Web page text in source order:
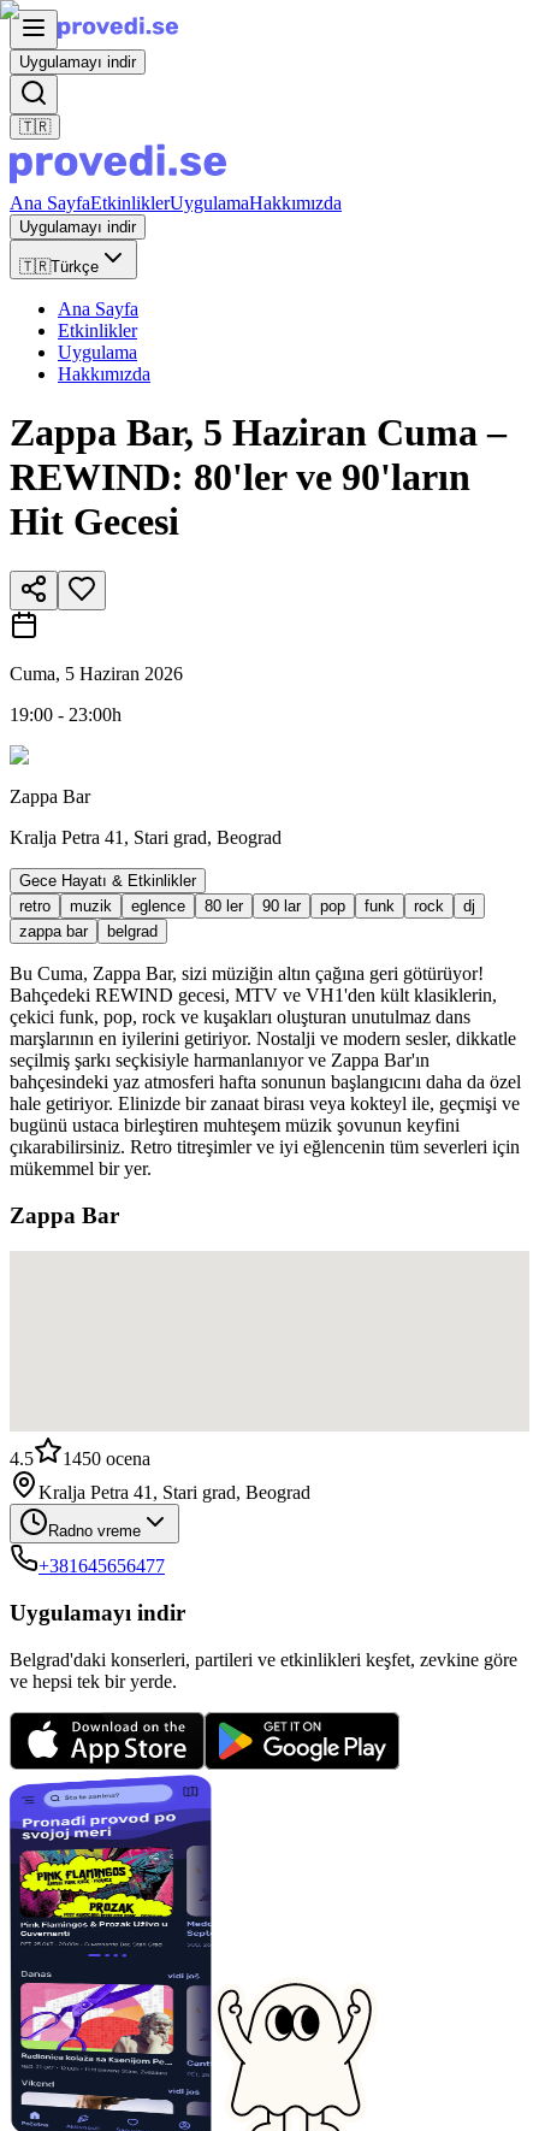
Uygulamayı indir
🇹🇷
Ana SayfaEtkinliklerUygulamaHakkımızda
Uygulamayı indir
🇹🇷Türkçe
Ana Sayfa
Etkinlikler
Uygulama
Hakkımızda
Zappa Bar, 5 Haziran Cuma –
REWIND: 80'ler ve 90'ların
Hit Gecesi
Cuma, 5 Haziran 2026
19:00 - 23:00h
Zappa Bar
Kralja Petra 41, Stari grad, Beograd
Gece Hayatı & Etkinlikler
retro
muzik eglence 80 ler 90 lar pop funk rock
dj
zappa bar
belgrad
Bu Cuma, Zappa Bar, sizi müziğin altın çağına geri götürüyor!
Bahçedeki REWIND gecesi, MTV ve VH1'den kült klasiklerin,
çekici funk, pop, rock ve kuşakları oluşturan unutulmaz dans
marşlarının en iyilerini getiriyor. Nostalji ve modern sesler, dikkatle
seçilmiş şarkı seçkisiyle harmanlanıyor ve Zappa Bar'ın
bahçesindeki yaz atmosferi hafta sonunun başlangıcını daha da özel
hale getiriyor. Elinizde bir zanaat birası veya kokteyl ile, geçmişi ve
bugünü ustaca birleştiren muhteşem müzik şovunun keyfini
çıkarabilirsiniz. Retro titreşimler ve iyi eğlencenin tüm severleri için
mükemmel bir yer.
Zappa Bar
4.5 1450 ocena
Kralja Petra 41, Stari grad, Beograd
Radno vreme
+381645656477
Uygulamayı indir
Belgrad'daki konserleri, partileri ve etkinlikleri keşfet, zevkine göre
ve hepsi tek bir yerde.